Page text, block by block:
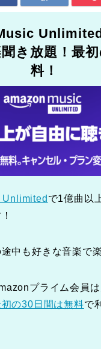
き放題！最
料！
Unlimited で1億曲以
中も好きな音楽で
プライム会員
の30日間は無料で